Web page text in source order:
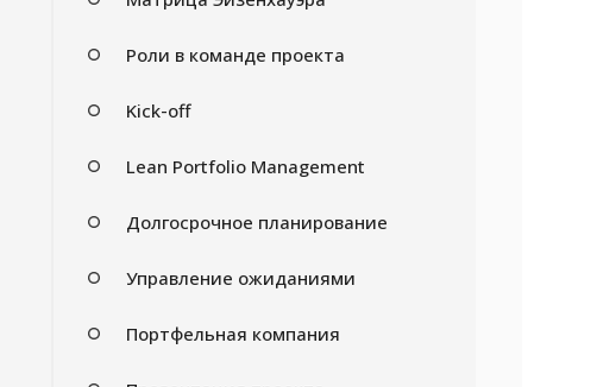
Роли в команде проекта
Kick-off
Lean Portfolio Management
Долгосрочное планирование
Управление ожиданиями
Портфельная компания